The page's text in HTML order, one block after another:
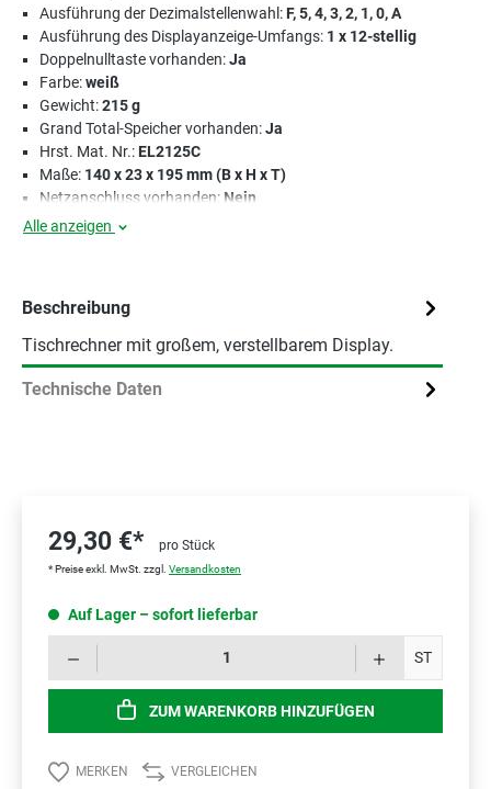
Ausführung der Dezimalstellenwahl:F, 5, 4, 3, 2, 1, 0, A
Ausführung des Displayanzeige-Umfangs: 1 x 12-stellig
Doppelnulltaste vorhanden:Ja
Farbe:weiß
Gewicht:215 g
Grand Total-Speicher vorhanden:Ja
Hrst. Mat. Nr.:EL2125C
Maße: 140 x 23 x 195 mm (B x H x T)
Netzanschluss vorhanden: Nein
Alle anzeigen
Beschreibung
Tischrechner mit großem, verstellbarem Display.
Technische Daten
29,30 €* pro Stück
* Preise exkl. MwSt. zzgl. Versandkosten
Auf Lager – sofort lieferbar
ST
ZUM WARENKORB HINZUFÜGEN
MERKEN VERGLEICHEN